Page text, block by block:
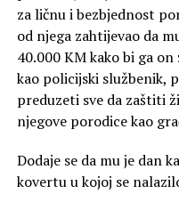
za ličnu i bezbjednost
od njega zahtijevao da
40.000 КM kako bi ga
kao policijski službenik,
preduzeti sve da zaštiti
njegove porodice kao
Dodaje se da mu je dan
kovertu u kojoj se